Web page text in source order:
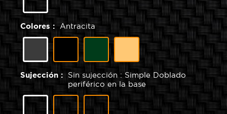
gr/m²
Colores : Antracita
Antracita Negro Verde Arena
Sujección : Sin sujección : Simple Doblado
periférico en la base
sujección
Elástico
Correa